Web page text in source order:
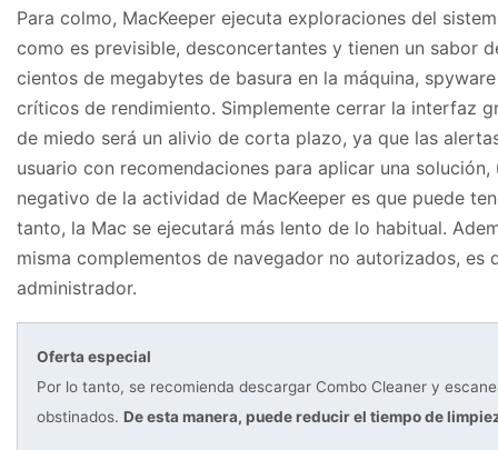
Para colmo, MacKeeper ejecuta exploraciones del
como es previsible, desconcertantes y tienen un sabor
cientos de megabytes de basura en la máquina,
críticos de rendimiento. Simplemente cerrar la interfaz
de miedo será un alivio de corta plazo, ya que las
usuario con recomendaciones para aplicar una
negativo de la actividad de MacKeeper es que puede
tanto, la Mac se ejecutará más lento de lo habitual.
misma complementos de navegador no autorizados,
administrador.
Oferta especial
Por lo tanto, se recomienda descargar Combo Cleaner y
obstinados. De esta manera, puede reducir el tiempo de